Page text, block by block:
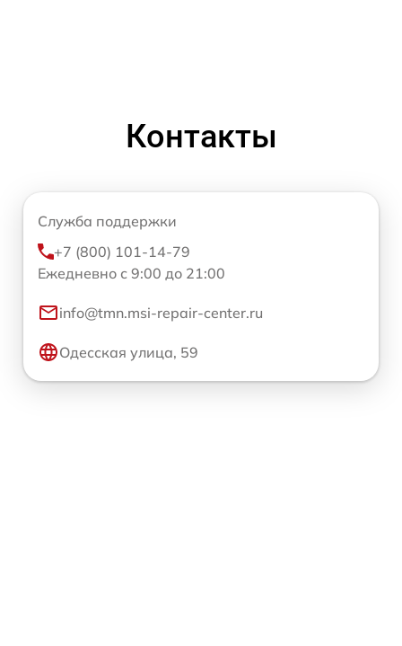
Контакты
Служба поддержки
+7 (800) 101-14-79
Ежедневно с 9:00 до 21:00
info@tmn.msi-repair-center.ru
Одесская улица, 59